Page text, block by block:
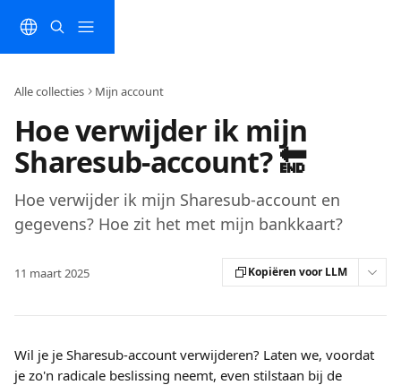
Alle collecties Mijn account
Hoe verwijder ik mijn
Sharesub-account? 🔚
Hoe verwijder ik mijn Sharesub-account en
gegevens? Hoe zit het met mijn bankkaart?
11 maart 2025 Kopiëren voor LLM
Wil je je Sharesub-account verwijderen? Laten we, voordat
je zo'n radicale beslissing neemt, even stilstaan bij de